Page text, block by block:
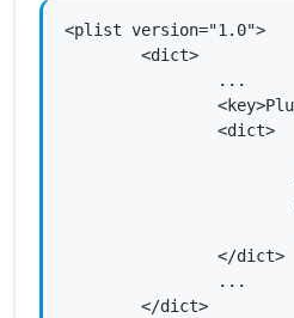
<plist version="1.0">
        <dict>
                ...
                <dict>
                </dict>
                ...
        </dict>